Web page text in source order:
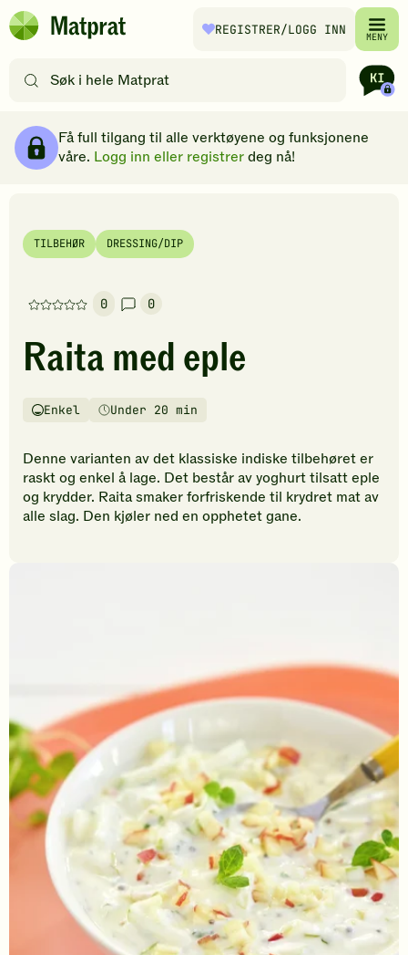
Hopp til hovedinnhold
Matprat
REGISTRER/LOGG INN MENY
etter
filtre
Få full tilgang til alle verktøyene og funksjonene
våre. Logg inn eller registrerdeg nå!
TILBEHØR DRESSING/DIP
0
Denne
har
foreløpig
vurderinger.
den
første
til
å
0
Raita med eple
Vanskelighetsgrad
Enkel
TilberedningstidUnder 20 min
Denne varianten av det klassiske indiske tilbehøret er
raskt og enkel å lage. Det består av yoghurt tilsatt eple
og krydder. Raita smaker forfriskende til krydret mat av
alle slag. Den kjøler ned en opphetet gane.